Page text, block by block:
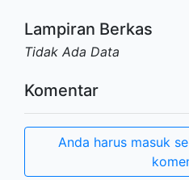
Lampiran Berkas
Tidak Ada Data
Komentar
Anda harus masuk